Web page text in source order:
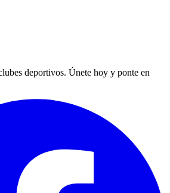
deportivos. Únete hoy y ponte en